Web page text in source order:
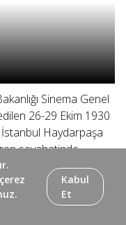
Sinema Genel
26-29 Ekim 1930
Haydarpaşa
seyahatinde,
Kabul
Et